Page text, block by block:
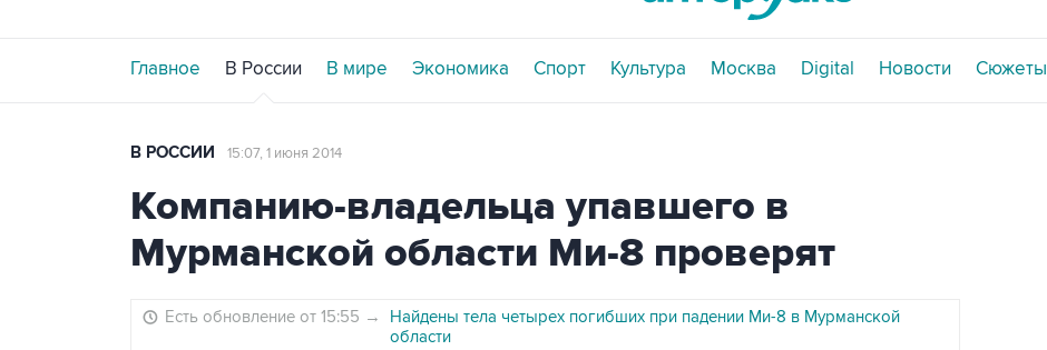
Главное В России В мире Экономика Спорт Культура Москва Digital Новости Сюжеты
В РОССИИ 15:07, 1 июня 2014
Компанию-владельца упавшего в
Мурманской области Ми-8 проверят
Есть обновление от 15:55 →
Найдены тела четырех погибших при падении Ми-8 в Мурманской
области